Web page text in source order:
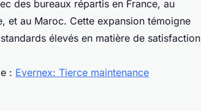
des bureaux répartis en France, au
et au Maroc. Cette expansion témoigne
élevés en matière de satisfaction
: Evernex: Tierce maintenance